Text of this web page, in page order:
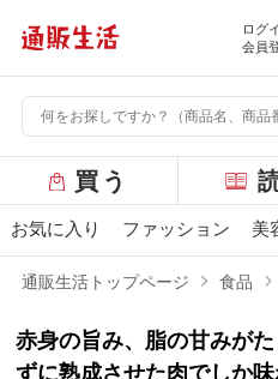
ログ
会員
ー
バ
ュ
ー
買う
お気に入り ファッション 美
通販生活トップページ 食品
赤身の旨み、脂の甘みが
ずに熟成させた肉でしか